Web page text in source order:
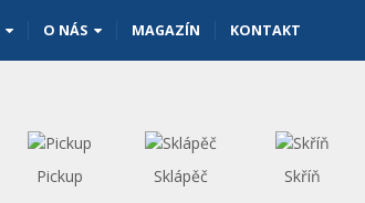
O NÁS MAGAZÍN KONTAKT
Pickup Sklápěč Skříň